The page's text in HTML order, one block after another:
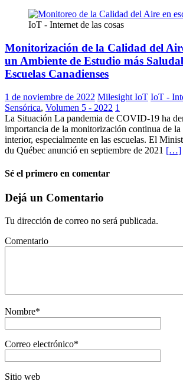
IoT - Internet de las cosas
Monitorización de la Calidad del
un Ambiente de Estudio más
Escuelas Canadienses
1 de noviembre de 2022 Milesight IoT IoT -
Sensórica, Volumen 5 - 2022 1
La Situación La pandemia de COVID-19 ha
importancia de la monitorización continua de
interior, especialmente en las escuelas. El
du Québec anunció en septiembre de 2021 […]
Sé el primero en comentar
Dejá un Comentario
Tu dirección de correo no será publicada.
Comentario
Nombre*
Correo electrónico*
Sitio web